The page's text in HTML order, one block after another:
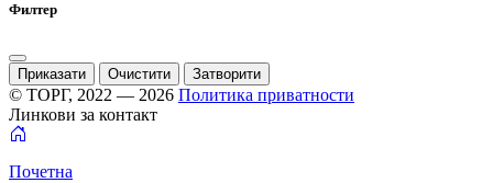
Филтер
Приказати Очистити Затворити
© ТОРГ, 2022 — 2026 Политика приватности
Линкови за контакт
Почетна